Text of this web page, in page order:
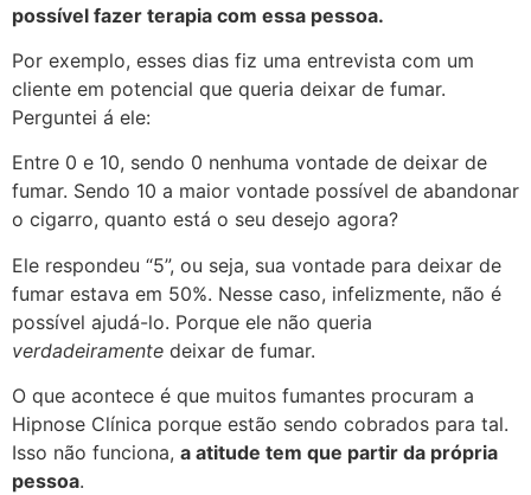
possível fazer terapia com essa pessoa.
Por exemplo, esses dias fiz uma entrevista com um
cliente em potencial que queria deixar de fumar.
Perguntei á ele:
Entre 0 e 10, sendo 0 nenhuma vontade de deixar de
fumar. Sendo 10 a maior vontade possível de abandonar
o cigarro, quanto está o seu desejo agora?
Ele respondeu “5”, ou seja, sua vontade para deixar de
fumar estava em 50%. Nesse caso, infelizmente, não é
possível ajudá-lo. Porque ele não queria
verdadeiramente deixar de fumar.
O que acontece é que muitos fumantes procuram a
Hipnose Clínica porque estão sendo cobrados para tal.
Isso não funciona, a atitude tem que partir da própria
pessoa.